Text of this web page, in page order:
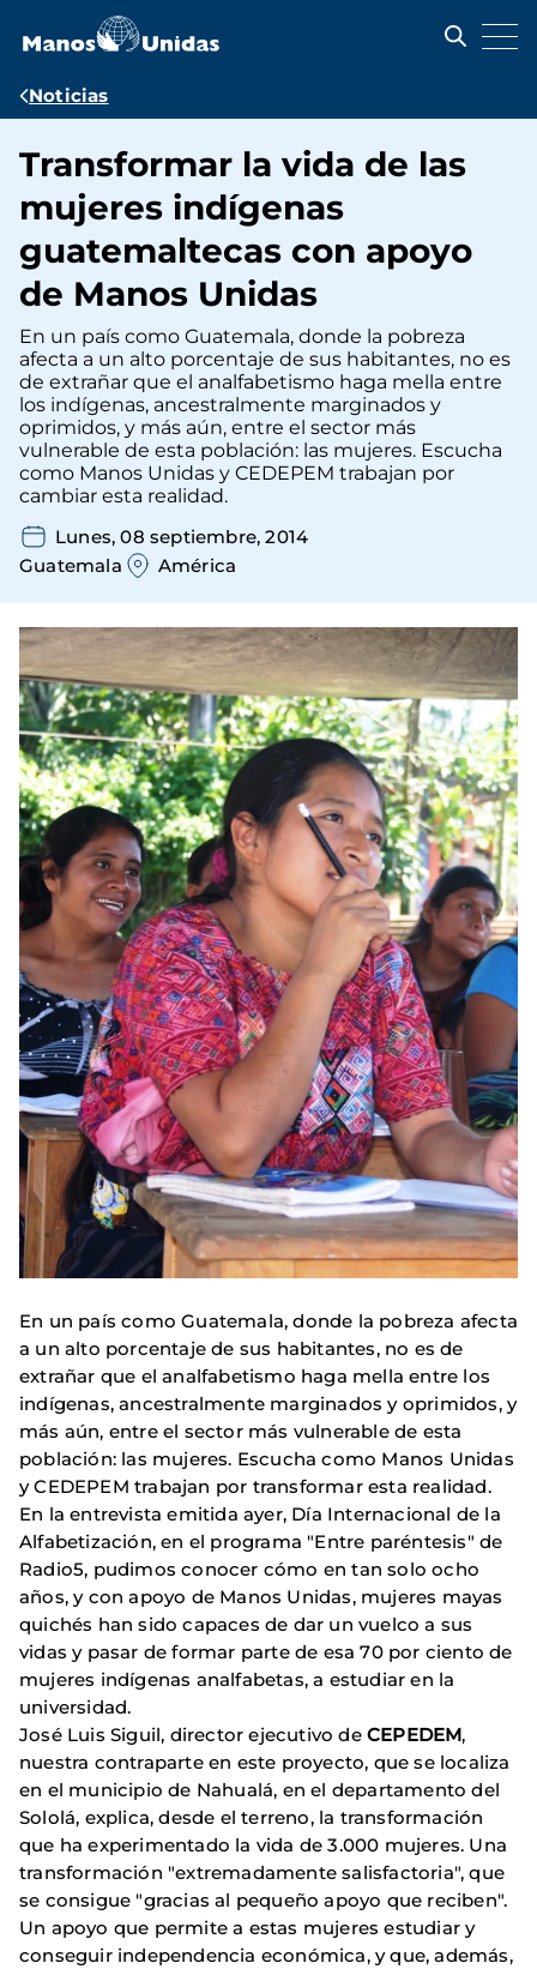
contenido
Ruta
navegación
Noticias
Transformar la vida de las
mujeres indígenas
guatemaltecas con apoyo
de Manos Unidas
En un país como Guatemala, donde la pobreza
afecta a un alto porcentaje de sus habitantes, no es
de extrañar que el analfabetismo haga mella entre
los indígenas, ancestralmente marginados y
oprimidos, y más aún, entre el sector más
vulnerable de esta población: las mujeres. Escucha
como Manos Unidas y CEDEPEM trabajan por
cambiar esta realidad.
Lunes, 08 septiembre, 2014
Guatemala
América
En un país como Guatemala, donde la pobreza afecta
a un alto porcentaje de sus habitantes, no es de
extrañar que el analfabetismo haga mella entre los
indígenas, ancestralmente marginados y oprimidos, y
más aún, entre el sector más vulnerable de esta
población: las mujeres. Escucha como Manos Unidas
y CEDEPEM trabajan por transformar esta realidad.
En la entrevista emitida ayer, Día Internacional de la
Alfabetización, en el programa "Entre paréntesis" de
Radio5, pudimos conocer cómo en tan solo ocho
años, y con apoyo de Manos Unidas, mujeres mayas
quichés han sido capaces de dar un vuelco a sus
vidas y pasar de formar parte de esa 70 por ciento de
mujeres indígenas analfabetas, a estudiar en la
universidad.
José Luis Siguil, director ejecutivo deCEPEDEM,
nuestra contraparte en este proyecto, que se localiza
en el municipio de Nahualá, en el departamento del
Sololá, explica, desde el terreno, la transformación
que ha experimentado la vida de 3.000 mujeres. Una
transformación "extremadamente salisfactoria", que
se consigue "gracias al pequeño apoyo que reciben".
Un apoyo que permite a estas mujeres estudiar y
conseguir independencia económica, y que, además,